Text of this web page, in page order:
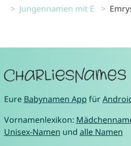
Jungennamen mit E
Eure Babynamen App für
Vornamenlexikon:
Unisex-Namen und alle Namen